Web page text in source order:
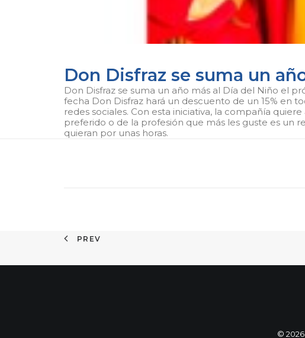
Don Disfraz se suma un
Don Disfraz se suma un año más al Día del Niño el
fecha Don Disfraz hará un descuento de un 15% en
redes sociales. Con esta iniciativa, la compañía
preferido o de la profesión que más les guste es un
quieran por unas horas.
PREV
© 2026